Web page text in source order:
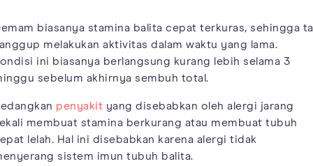
biasanya stamina balita cepat terkuras, sehingga
melakukan aktivitas dalam waktu yang lama.
ini biasanya berlangsung kurang lebih selama 3
sebelum akhirnya sembuh total.
penyakit yang disebabkan oleh alergi jarang
membuat stamina berkurang atau membuat tubuh
lelah. Hal ini disebabkan karena alergi tidak
sistem imun tubuh balita.